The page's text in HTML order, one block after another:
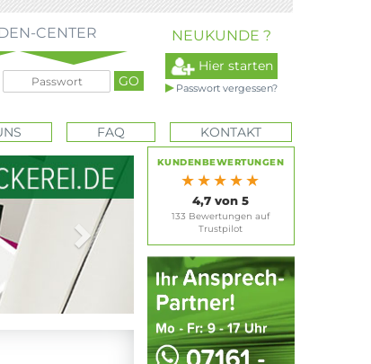
CENTER NEUKUNDE ?
Hier starten
Passwort vergessen?
FAQ KONTAKT
Next KUNDENBEWERTUNGEN
★★★★★
4,7 von 5
133 Bewertungen auf
Trustpilot